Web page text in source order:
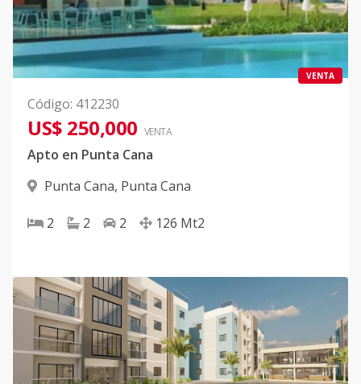
VENTA
Código: 412230
US$ 250,000 VENTA
Apto en Punta Cana
Punta Cana, Punta Cana
2 2 2 126 Mt2